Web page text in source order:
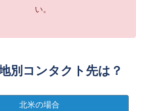
い。
別コンタクト先は？
北米の場合